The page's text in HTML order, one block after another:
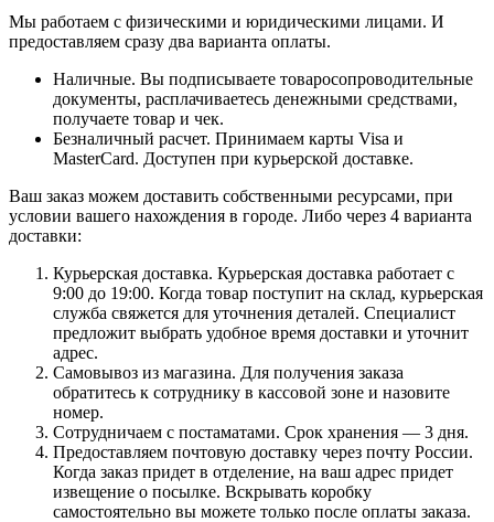
Мы работаем с физическими и юридическими лицами. И
предоставляем сразу два варианта оплаты.
Наличные. Вы подписываете товаросопроводительные
документы, расплачиваетесь денежными средствами,
получаете товар и чек.
Безналичный расчет. Принимаем карты Visa и
MasterCard. Доступен при курьерской доставке.
Ваш заказ можем доставить собственными ресурсами, при
условии вашего нахождения в городе. Либо через 4 варианта
доставки:
Курьерская доставка. Курьерская доставка работает с
9:00 до 19:00. Когда товар поступит на склад, курьерская
служба свяжется для уточнения деталей. Специалист
предложит выбрать удобное время доставки и уточнит
адрес.
Самовывоз из магазина. Для получения заказа
обратитесь к сотруднику в кассовой зоне и назовите
номер.
Сотрудничаем с постаматами. Срок хранения — 3 дня.
Предоставляем почтовую доставку через почту России.
Когда заказ придет в отделение, на ваш адрес придет
извещение о посылке. Вскрывать коробку
самостоятельно вы можете только после оплаты заказа.